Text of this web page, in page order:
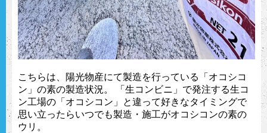
こちらは、陽光物産にて製造を行っている「オコシコ
ン」の素の製造状況。 「生コンビニ」で発注する生コ
ン工場の「オコシコン」と違って好きなタイミングで
思い立ったらいつでも製造・施工がオコシコンの素の
ウリ。